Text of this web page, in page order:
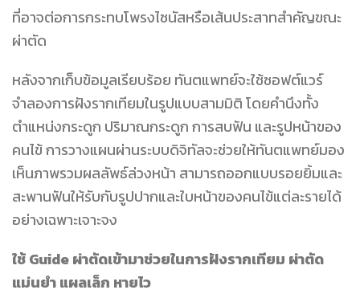
ที่อาจต่อการกระทบโพรงไซนัสหรือเส้นประสาทสำคัญขณะ
ผ่าตัด
หลังจากเก็บข้อมูลเรียบร้อย ทันตแพทย์จะใช้ซอฟต์แวร์
จำลองการฝังรากเทียมในรูปแบบสามมิติ โดยคำนึงทั้ง
ตำแหน่งกระดูก ปริมาณกระดูก การสบฟัน และรูปหน้าของ
คนไข้ การวางแผนผ่านระบบดิจิทัลจะช่วยให้ทันตแพทย์มอง
เห็นภาพรวมผลลัพธ์ล่วงหน้า สามารถออกแบบรอยยิ้มและ
สะพานฟันให้รับกับรูปปากและใบหน้าของคนไข้แต่ละรายได้
อย่างเฉพาะเจาะจง
ใช้ Guide ผ่าตัดเข้ามาช่วยในการฝังรากเทียม ผ่าตัด
แม่นยำ แผลเล็ก หายไว